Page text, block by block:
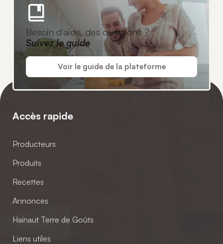
Besoin d'aide, des questions ?
Suivez le guide
Voir le guide de la plateforme
Accès rapide
Producteurs
Produits
Recettes
Annonces
Hainaut Terre de Goûts
Liens utiles